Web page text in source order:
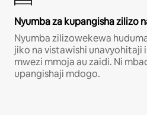
Nyumba za kupangisha zilizo
Nyumba zilizowekewa
jiko na vistawishi unavyohitaji
mwezi mmoja au zaidi. Ni
upangishaji mdogo.